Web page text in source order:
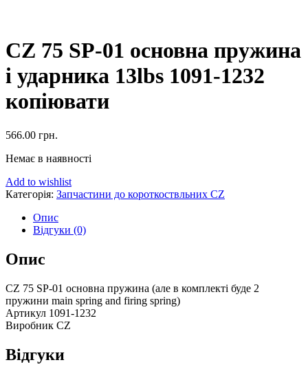
CZ 75 SP-01 основна пружина
і ударника 13lbs 1091-1232
копіювати
566.00 грн.
Немає в наявності
Add to wishlist
Категорія: Запчастини до короткоствльних CZ
Опис
Відгуки (0)
Опис
CZ 75 SP-01 основна пружина (але в комплекті буде 2
пружини main spring and firing spring)
Артикул 1091-1232
Виробник CZ
Відгуки